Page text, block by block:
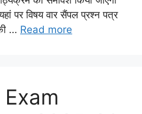
यहां पर विषय वार सैंपल प्रश्न पत्र
… Read more